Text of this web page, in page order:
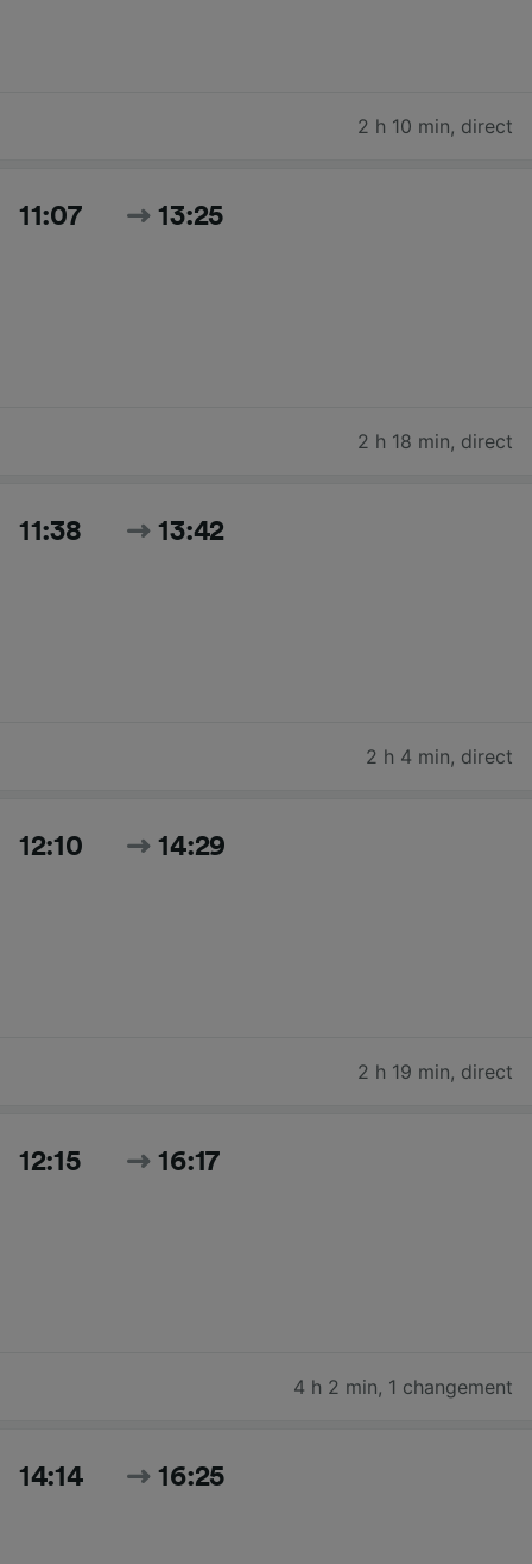
2 h 10 min, direct
11:07 13:25
2 h 18 min, direct
11:38 13:42
2 h 4 min, direct
12:10 14:29
2 h 19 min, direct
12:15 16:17
4 h 2 min, 1 changement
14:14 16:25